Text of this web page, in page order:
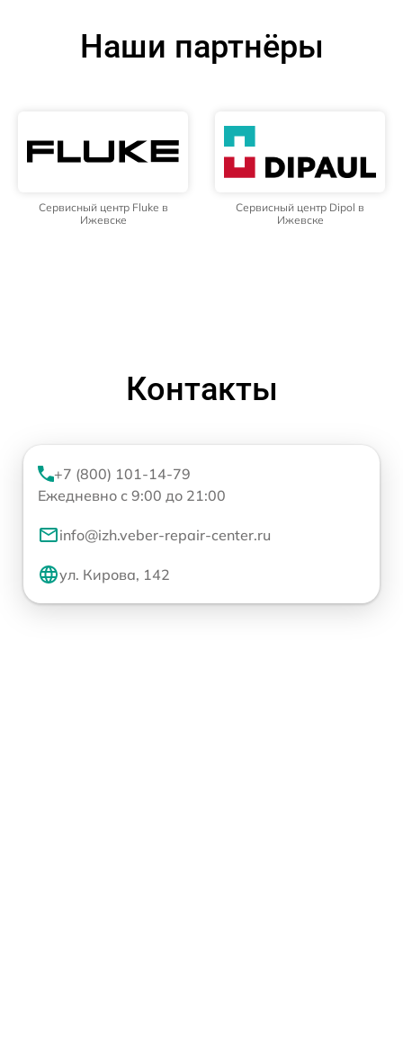
Наши партнёры
Сервисный центр Fluke в
Ижевске
Сервисный центр Dipol в
Ижевске
Контакты
+7 (800) 101-14-79
Ежедневно с 9:00 до 21:00
info@izh.veber-repair-center.ru
ул. Кирова, 142